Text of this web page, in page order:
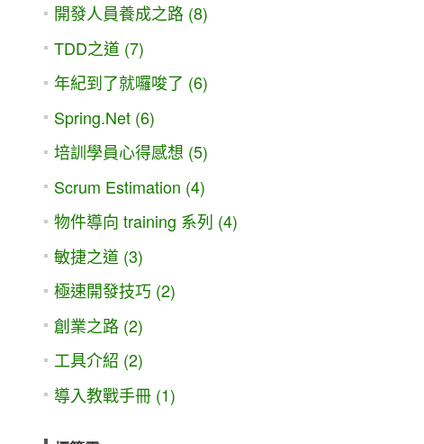
開發人員養成之路 (8)
TDD之道 (7)
年紀到了就囉唆了 (6)
Spring.Net (6)
培訓學員心得感想 (5)
Scrum Estimation (4)
物件導向 training 系列 (4)
敏捷之道 (3)
極速開發技巧 (2)
創業之路 (2)
工具介紹 (2)
導入教戰手冊 (1)